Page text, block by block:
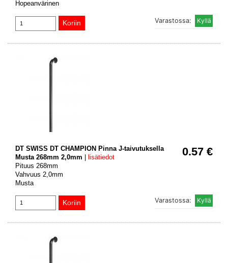
Hopeanvärinen
Varastossa:
0.57 €
DT SWISS DT CHAMPION Pinna J-taivutuksella
Musta 268mm 2,0mm | lisätiedot
Pituus 268mm
Vahvuus 2,0mm
Musta
Varastossa: